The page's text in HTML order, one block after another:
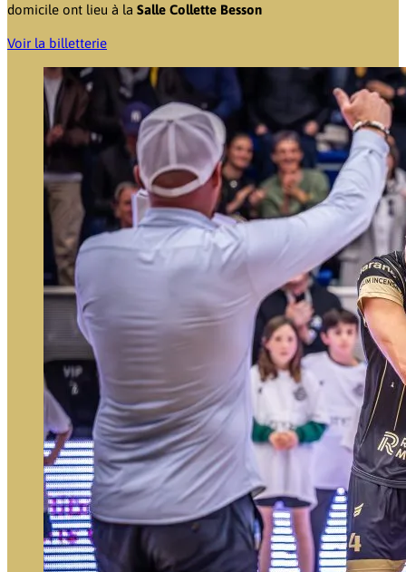
domicile ont lieu à la Salle Collette Besson
Voir la billetterie